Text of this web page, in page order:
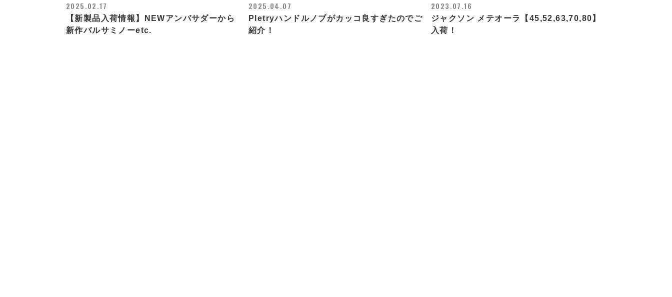
2025.02.17
【新製品入荷情報】NEWアンバサダーから
新作バルサミノーetc.
2025.04.07
Pletryハンドルノブがカッコ良すぎたのでご
紹介！
2023.07.16
ジャクソン メテオーラ【45,52,63,70,80】
入荷！